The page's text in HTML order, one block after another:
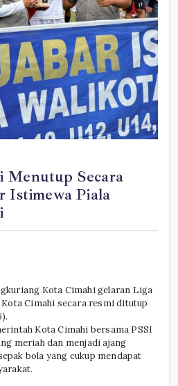
Menutup Secara
Istimewa Piala
Kota Cimahi gelaran Liga
Cimahi secara resmi ditutup
Kota Cimahi bersama PSSI
meriah dan menjadi ajang
bola yang cukup mendapat